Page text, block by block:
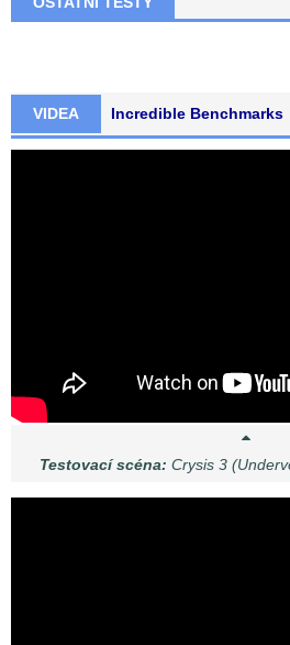
VIDEA Incredible Benchmarks
Testovací scéna: Crysis 3